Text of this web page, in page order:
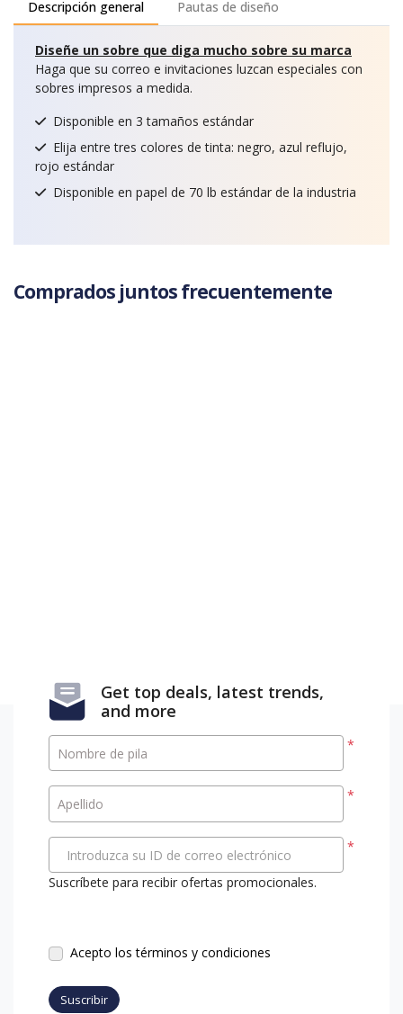
Descripción general Pautas de diseño
Diseñe un sobre que diga mucho sobre su marca
Haga que su correo e invitaciones luzcan especiales con
sobres impresos a medida.
Disponible en 3 tamaños estándar
Elija entre tres colores de tinta: negro, azul reflujo,
rojo estándar
Disponible en papel de 70 lb estándar de la industria
Comprados juntos frecuentemente
Get top deals, latest trends,
and more
*
Nombre de pila
*
Apellido
*
Introduzca su ID de correo electrónico
Suscríbete para recibir ofertas promocionales.
Acepto los términos y condiciones
Suscribir